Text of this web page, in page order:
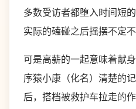
多数受访者都堕入时间短
实际的磕碰之后摇摆不定
可是高薪的一起意味着献
序猿小康（化名）清楚的
后，搭档被救护车拉走的